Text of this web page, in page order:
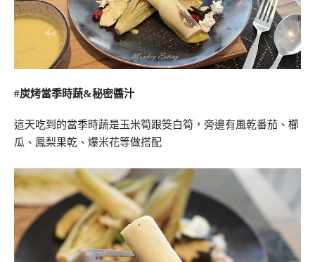
#炭烤當季時蔬&秘密醬汁
這天吃到的當季時蔬是玉米筍跟筊白筍，旁邊有風乾番茄、櫛
瓜、鳳梨果乾、爆米花等做搭配